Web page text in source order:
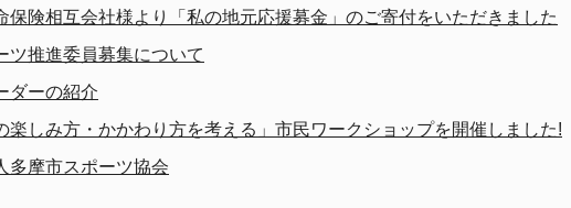
保険相互会社様より「私の地元応援募金」のご寄付をいただきました
ツ推進委員募集について
ダーの紹介
楽しみ方・かかわり方を考える」市民ワークショップを開催しました!
多摩市スポーツ協会